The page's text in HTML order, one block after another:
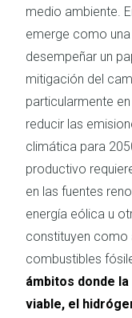
medio ambiente.
emerge como
desempeñar un
mitigación del
particularmente
reducir las
climática para
productivo
en las fuentes
energía eólica u
constituyen como
combustibles
ámbitos donde
viable, el